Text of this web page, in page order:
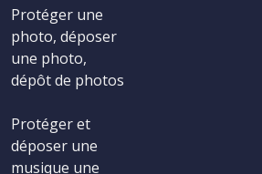
Protéger une
photo, déposer
une photo,
dépôt de photos
Protéger et
déposer une
musique une